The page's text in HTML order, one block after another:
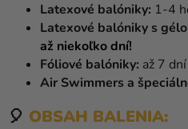
Latexové balóniky: 1-4
Latexové balóniky s
až niekoľko dní!
Fóliové balóniky: až 7 dní
Air Swimmers a
🎈 OBSAH BALENIA: